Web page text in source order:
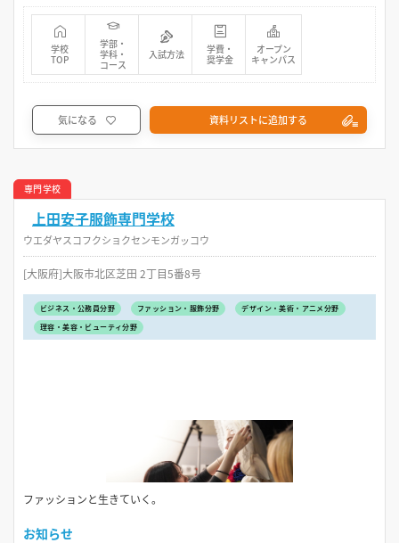
学校
TOP
学部・
学科・
コース
入試方法
学費・
奨学金
オープン
キャンパス
気になる 資料リストに追加する
専門学校
上田安子服飾専門学校
ウエダヤスコフクショクセンモンガッコウ
[大阪府]大阪市北区芝田 2丁目5番8号
ビジネス・公務員分野 ファッション・服飾分野
デザイン・美術・アニメ分野
理容・美容・ビューティ分野
ファッションと生きていく。
お知らせ